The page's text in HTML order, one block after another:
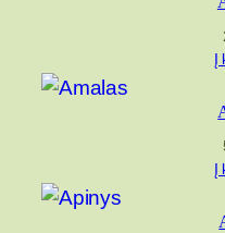
Į
Į